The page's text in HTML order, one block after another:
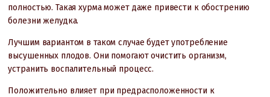
полностью. Такая хурма может даже привести к обострению
болезни желудка.
Лучшим вариантом в таком случае будет употребление
высушенных плодов. Они помогают очистить организм,
устранить воспалительный процесс.
Положительно влияет при предрасположенности к